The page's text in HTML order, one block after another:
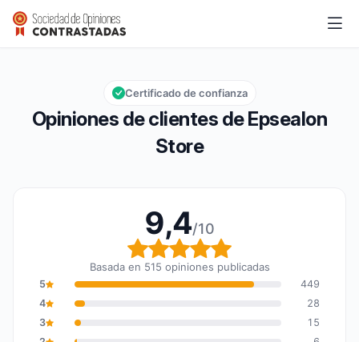
Epsealon Store
Calificación global: 9,4 de 10
9,4/10
Opiniones de clientes de Epsealon
Store
Certificado de confianza
9,4/10
Calificación global: 9,4
Basada en 515 opiniones publicadas
5
449
4
28
3
15